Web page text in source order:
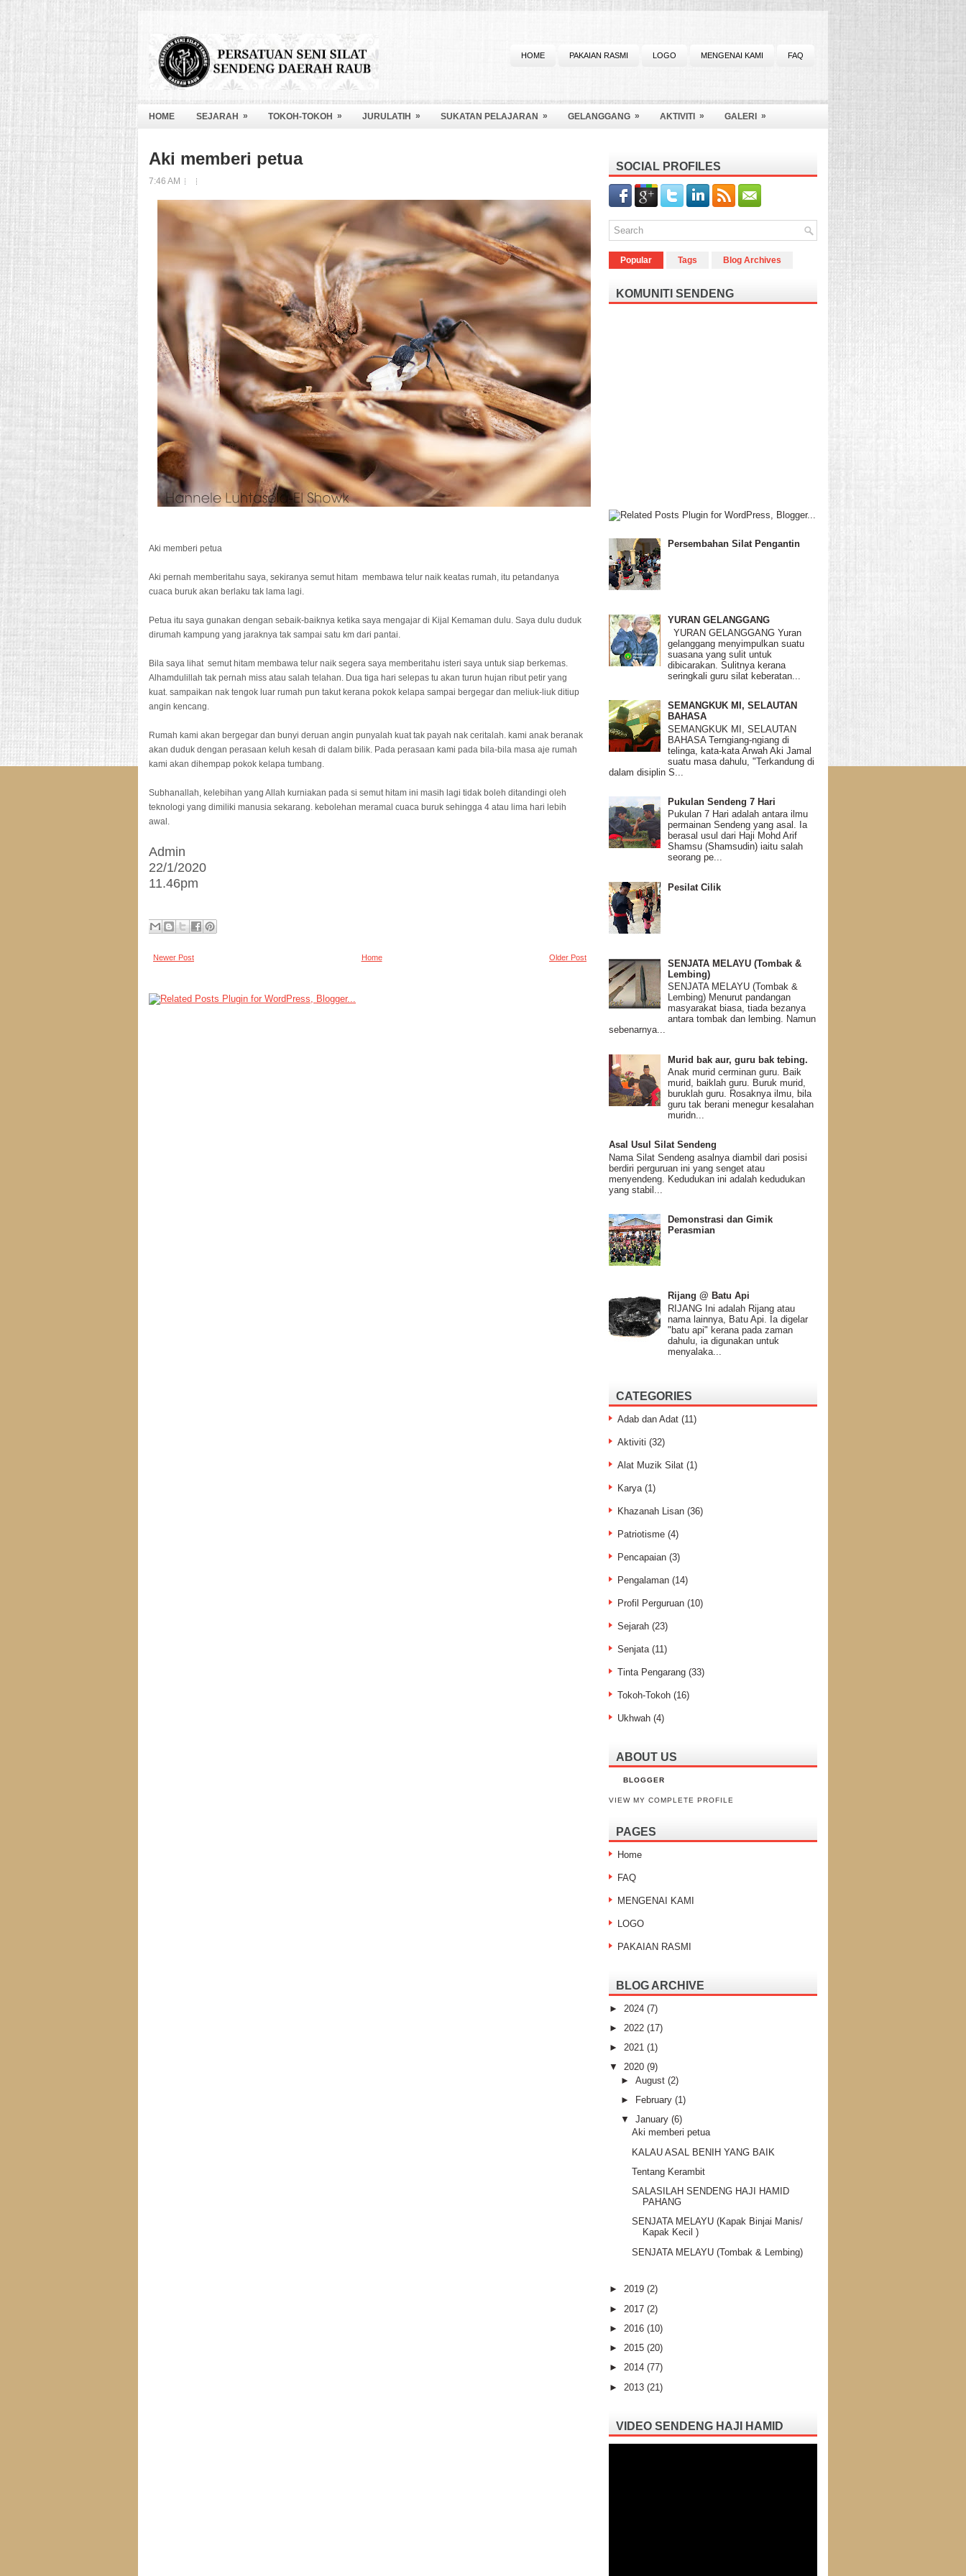
HOME PAKAIAN RASMI LOGO MENGENAI KAMI FAQ
HOME SEJARAH » TOKOH-TOKOH » JURULATIH » SUKATAN PELAJARAN » GELANGGANG » AKTIVITI » GALERI »
Aki memberi petua
7:46 AM
Aki memberi petua
Aki pernah memberitahu saya, sekiranya semut hitam  membawa telur naik keatas rumah, itu petandanya
cuaca buruk akan berlaku tak lama lagi.
Petua itu saya gunakan dengan sebaik-baiknya ketika saya mengajar di Kijal Kemaman dulu. Saya dulu duduk
dirumah kampung yang jaraknya tak sampai satu km dari pantai.
Bila saya lihat  semut hitam membawa telur naik segera saya memberitahu isteri saya untuk siap berkemas.
Alhamdulillah tak pernah miss atau salah telahan. Dua tiga hari selepas tu akan turun hujan ribut petir yang
kuat. sampaikan nak tengok luar rumah pun takut kerana pokok kelapa sampai bergegar dan meliuk-liuk ditiup
angin kencang.
Rumah kami akan bergegar dan bunyi deruan angin punyalah kuat tak payah nak ceritalah. kami anak beranak
akan duduk dengan perasaan keluh kesah di dalam bilik. Pada perasaan kami pada bila-bila masa aje rumah
kami akan dihempap pokok kelapa tumbang.
Subhanallah, kelebihan yang Allah kurniakan pada si semut hitam ini masih lagi tidak boleh ditandingi oleh
teknologi yang dimiliki manusia sekarang. kebolehan meramal cuaca buruk sehingga 4 atau lima hari lebih
awal.
Admin
22/1/2020
11.46pm
Newer Post Older Post
Home
SOCIAL PROFILES
Popular Tags Blog Archives
KOMUNITI SENDENG
Persembahan Silat Pengantin
YURAN GELANGGANG
YURAN GELANGGANG Yuran
gelanggang menyimpulkan suatu
suasana yang sulit untuk
dibicarakan. Sulitnya kerana
seringkali guru silat keberatan...
SEMANGKUK MI, SELAUTAN
BAHASA
SEMANGKUK MI, SELAUTAN
BAHASA Terngiang-ngiang di
telinga, kata-kata Arwah Aki Jamal
suatu masa dahulu, "Terkandung di
dalam disiplin S...
Pukulan Sendeng 7 Hari
Pukulan 7 Hari adalah antara ilmu
permainan Sendeng yang asal. Ia
berasal usul dari Haji Mohd Arif
Shamsu (Shamsudin) iaitu salah
seorang pe...
Pesilat Cilik
SENJATA MELAYU (Tombak &
Lembing)
SENJATA MELAYU (Tombak &
Lembing) Menurut pandangan
masyarakat biasa, tiada bezanya
antara tombak dan lembing. Namun
sebenarnya...
Murid bak aur, guru bak tebing.
Anak murid cerminan guru. Baik
murid, baiklah guru. Buruk murid,
buruklah guru. Rosaknya ilmu, bila
guru tak berani menegur kesalahan
muridn...
Asal Usul Silat Sendeng
Nama Silat Sendeng asalnya diambil dari posisi
berdiri perguruan ini yang senget atau
menyendeng. Kedudukan ini adalah kedudukan
yang stabil...
Demonstrasi dan Gimik
Perasmian
Rijang @ Batu Api
RIJANG Ini adalah Rijang atau
nama lainnya, Batu Api. Ia digelar
"batu api" kerana pada zaman
dahulu, ia digunakan untuk
menyalaka...
CATEGORIES
Adab dan Adat (11)
Aktiviti (32)
Alat Muzik Silat (1)
Karya (1)
Khazanah Lisan (36)
Patriotisme (4)
Pencapaian (3)
Pengalaman (14)
Profil Perguruan (10)
Sejarah (23)
Senjata (11)
Tinta Pengarang (33)
Tokoh-Tokoh (16)
Ukhwah (4)
ABOUT US
BLOGGER
VIEW MY COMPLETE PROFILE
PAGES
Home
FAQ
MENGENAI KAMI
LOGO
PAKAIAN RASMI
BLOG ARCHIVE
► 2024 (7)
► 2022 (17)
► 2021 (1)
▼ 2020 (9)
► August (2)
►
February (1)
▼ January (6)
Aki memberi petua
KALAU ASAL BENIH YANG BAIK
Tentang Kerambit
SALASILAH SENDENG HAJI HAMID
PAHANG
SENJATA MELAYU (Kapak Binjai Manis/
Kapak Kecil )
SENJATA MELAYU (Tombak & Lembing)
► 2019 (2)
► 2017 (2)
► 2016 (10)
► 2015 (20)
► 2014 (77)
► 2013 (21)
VIDEO SENDENG HAJI HAMID